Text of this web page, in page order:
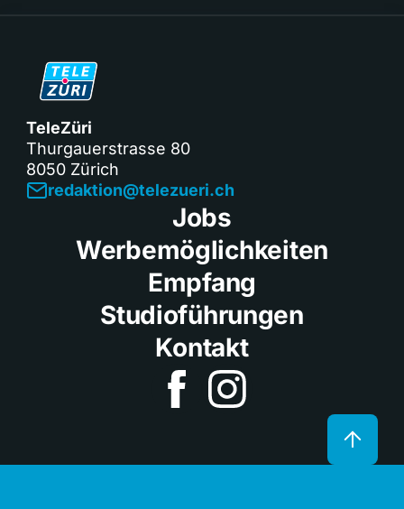
TeleZüri
Thurgauerstrasse 80
8050 Zürich
redaktion@telezueri.ch
Jobs
Werbemöglichkeiten
Empfang
Studioführungen
Kontakt